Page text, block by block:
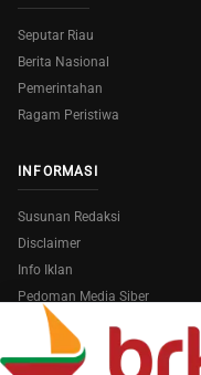
Seputar Riau
Berita Nasional
Pemerintahan
Ragam Peristiwa
INFORMASI
Susunan Redaksi
Disclaimer
Info Iklan
Pedoman Media Siber